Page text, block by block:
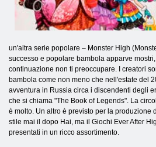
un'altra serie popolare – Monster High
successo e popolare bambola apparve
continuazione non ti preoccupare. I creatori
bambola come non meno che nell'estate del
avventura in Russia circa i discendenti degli
che si chiama "The Book of Legends". La
è molto. Un altro è previsto per la produzione
stile mai il dopo Hai, ma il Giochi Ever After
presentati in un ricco assortimento.